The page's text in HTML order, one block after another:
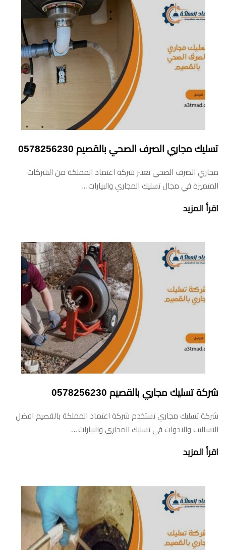
تسليك مجاري الصرف الصحي بالقصيم 0578256230
مجاري الصرف الصحي تعتبر شركة اعتماد المملكة من الشركات
المتميزة في مجال تسليك المجاري والبيارات…
اقرأ المزيد
شركة تسليك مجاري بالقصيم 0578256230
شركة تسليك مجاري تستخدم شركة اعتماد المملكة بالقصيم افضل
الاساليب والادوات في تسليك المجاري والبيارات…
اقرأ المزيد